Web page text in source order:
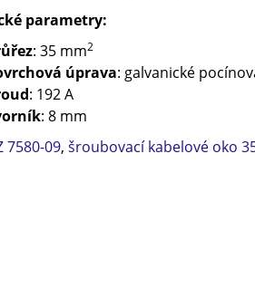
parametry:
: 35 mm2
úprava: galvanické
: 192 A
: 8 mm
7580-09, šroubovací kabelové oko